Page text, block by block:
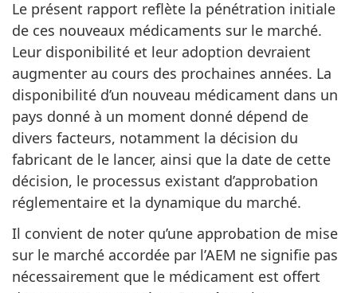
Le présent rapport reflète la pénétration initiale
de ces nouveaux médicaments sur le marché.
Leur disponibilité et leur adoption devraient
augmenter au cours des prochaines années. La
disponibilité d’un nouveau médicament dans un
pays donné à un moment donné dépend de
divers facteurs, notamment la décision du
fabricant de le lancer, ainsi que la date de cette
décision, le processus existant d’approbation
réglementaire et la dynamique du marché.
Il convient de noter qu’une approbation de mise
sur le marché accordée par l’AEM ne signifie pas
nécessairement que le médicament est offert